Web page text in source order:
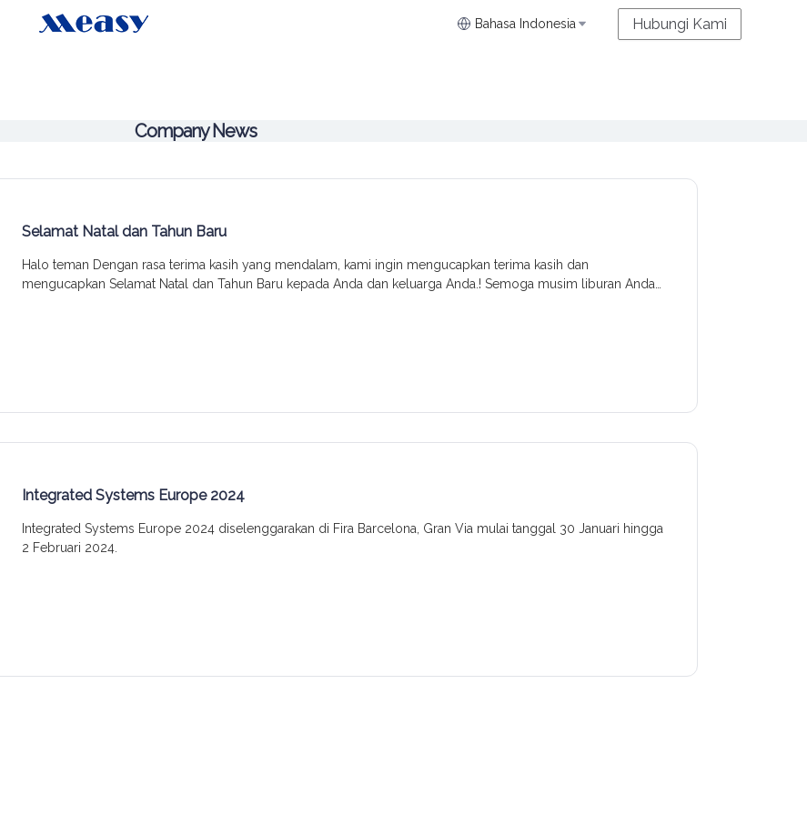
Bahasa Indonesia Hubungi Kami
Company News
Selamat Natal dan Tahun Baru
Halo teman Dengan rasa terima kasih yang mendalam, kami ingin mengucapkan terima kasih dan
mengucapkan Selamat Natal dan Tahun Baru kepada Anda dan keluarga Anda.! Semoga musim liburan Anda
Integrated Systems Europe 2024
Integrated Systems Europe 2024 diselenggarakan di Fira Barcelona, Gran Via mulai tanggal 30 Januari hingga
2 Februari 2024.